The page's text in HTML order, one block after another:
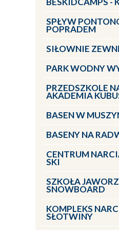
SPŁYW
POPRADEM
SIŁOWNIE
PARK WODNY
PRZEDSZKOLE
AKADEMIA
BASEN W
BASENY NA
CENTRUM
SKI
SZKOŁA
SNOWBOARD
KOMPLEKS
SŁOTWINY